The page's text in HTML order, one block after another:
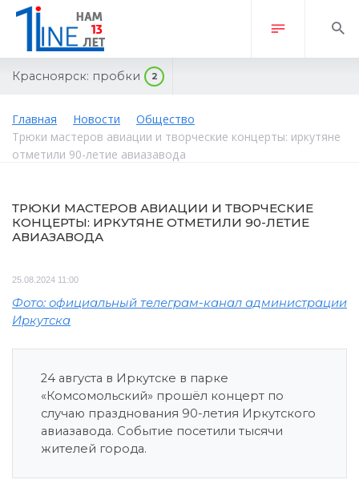
Красноярск: пробки 2
Главная Новости
Общество
Трюки мастеров авиации и творческие концерты: иркутяне
отметили 90-летие авиазавода
ТРЮКИ МАСТЕРОВ АВИАЦИИ И ТВОРЧЕСКИЕ
КОНЦЕРТЫ: ИРКУТЯНЕ ОТМЕТИЛИ 90-ЛЕТИЕ
АВИАЗАВОДА
25.08.2024 11:00
Фото: официальный телеграм-канал администрации
Иркутска
24 августа в Иркутске в парке
«Комсомольский» прошёл концерт по
случаю празднования 90-летия Иркутского
авиазавода. Событие посетили тысячи
жителей города.